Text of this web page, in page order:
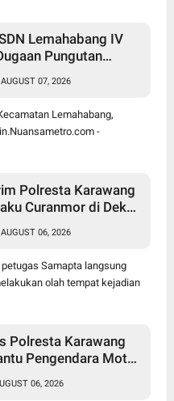
Lemahabang IV
Pungutan
Murni Inisiatif Wali
AUGUST 07, 2026
Lemahabang,
-
Polresta Karawang
Curanmor di Dekat
Juta
AUGUST 06, 2026
Samapta langsung
olah tempat kejadian
Polresta Karawang
Pengendara Motor
06, 2026